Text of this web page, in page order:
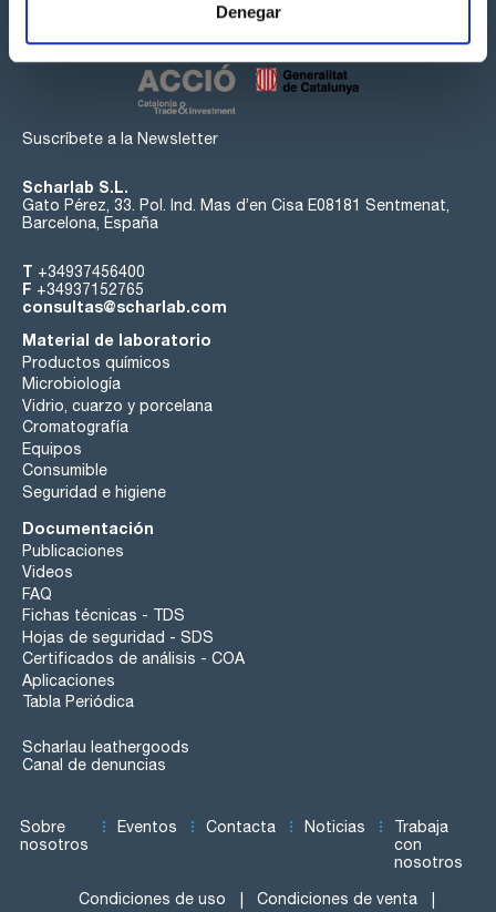
Denegar
Suscríbete a la Newsletter
Scharlab S.L.
Gato Pérez, 33. Pol. Ind. Mas d’en Cisa E08181 Sentmenat,
Barcelona, España
T +34937456400
F +34937152765
consultas@scharlab.com
Material de laboratorio
Productos químicos
Microbiología
Vidrio, cuarzo y porcelana
Cromatografía
Equipos
Consumible
Seguridad e higiene
Documentación
Publicaciones
Videos
FAQ
Fichas técnicas - TDS
Hojas de seguridad - SDS
Certificados de análisis - COA
Aplicaciones
Tabla Periódica
Scharlau leathergoods
Canal de denuncias
Sobre
nosotros
Eventos Contacta Noticias
Trabaja
con
nosotros
Condiciones de uso Condiciones de venta